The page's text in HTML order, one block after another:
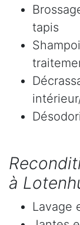
tapis
à
Lavage